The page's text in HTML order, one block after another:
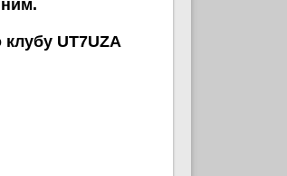
ним.
клубу UT7UZA